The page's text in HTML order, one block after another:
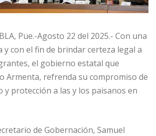
Pue.-Agosto 22 del 2025.- Con una
y con el fin de brindar certeza legal a
el gobierno estatal que
Armenta, refrenda su compromiso de
protección a las y los paisanos en
de Gobernación, Samuel